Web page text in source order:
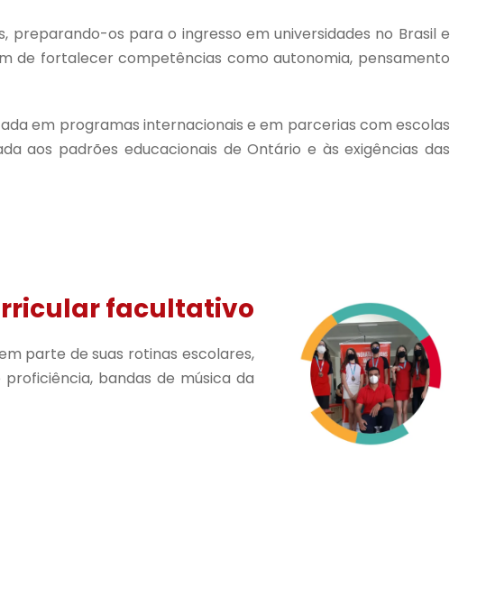
os para o ingresso em universidades no Brasil e
de fortalecer competências como autonomia, pensamento
em programas internacionais e em parcerias com escolas
aos padrões educacionais de Ontário e às exigências das
facultativo
parte de suas rotinas escolares,
bandas de música da